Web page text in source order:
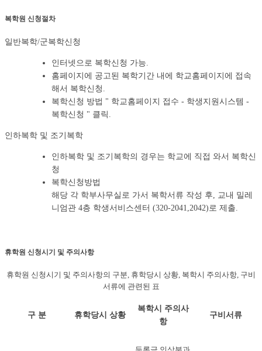
복학원 신청절차
일반복학/군복학신청
인터넷으로 복학신청 가능.
홈페이지에 공고된 복학기간 내에 학교홈페이지에 접속
해서 복학신청.
복학신청 방법 " 학교홈페이지 접수 - 학생지원시스템 -
복학신청 " 클릭.
인하복학 및 조기복학
인하복학 및 조기복학의 경우는 학교에 직접 와서 복학신
청
복학신청방법
해당 각 학부사무실로 가서 복학서류 작성 후, 교내 밀레
니엄관 4층 학생서비스센터 (320-2041,2042)로 제출.
휴학원 신청시기 및 주의사항
휴학원 신청시기 및 주의사항의 구분, 휴학당시 상황, 복학시 주의사항, 구비
서류에 관련된 표
구 분 휴학당시 상황
복학시 주의사
항
구비서류